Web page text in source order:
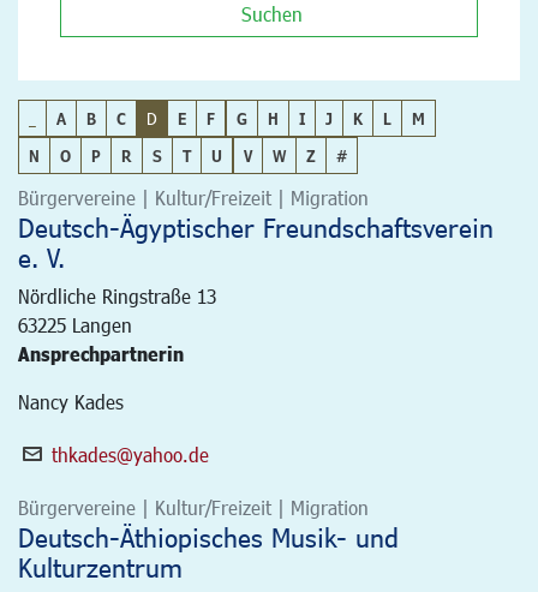
Suchen
A B C D E F G H I J K L
M
N
O P R S T U V W Z #
Bürgervereine | Kultur/Freizeit | Migration
Deutsch-Ägyptischer Freundschaftsverein
e. V.
Nördliche Ringstraße 13
63225 Langen
Ansprechpartnerin
Nancy Kades
thkades@yahoo.de
Bürgervereine | Kultur/Freizeit | Migration
Deutsch-Äthiopisches Musik- und
Kulturzentrum